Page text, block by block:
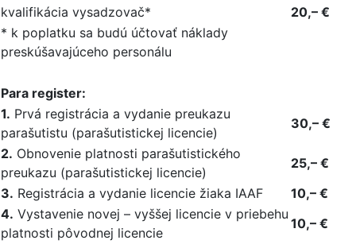
kvalifikácia vysadzovač*
20,– €
* k poplatku sa budú účtovať náklady
preskúšavajúceho personálu
Para register:
1. Prvá registrácia a vydanie preukazu
parašutistu (parašutistickej licencie)
30,– €
2. Obnovenie platnosti parašutistického
preukazu (parašutistickej licencie)
25,– €
3. Registrácia a vydanie licencie žiaka IAAF
10,– €
4. Vystavenie novej – vyššej licencie v priebehu
platnosti pôvodnej licencie
10,– €